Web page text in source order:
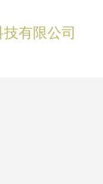
技有限公司